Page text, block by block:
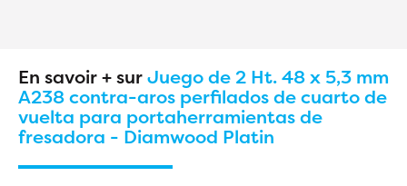
En savoir + surJuego de 2 Ht. 48 x 5,3 mm
A238 contra-aros perfilados de cuarto de
vuelta para portaherramientas de
fresadora - Diamwood Platin